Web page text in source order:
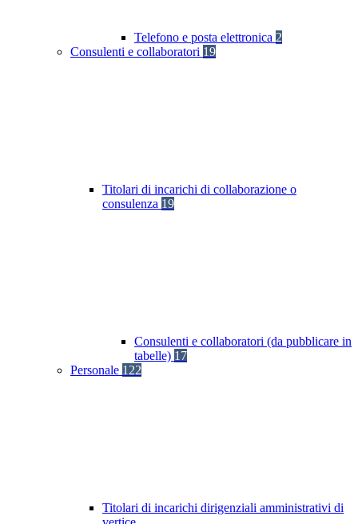
Telefono e posta elettronica 2
Consulenti e collaboratori 19
Titolari di incarichi di collaborazione o
consulenza 19
Consulenti e collaboratori (da pubblicare in
tabelle) 17
Personale 122
Titolari di incarichi dirigenziali amministrativi di